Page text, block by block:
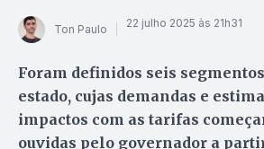
Ton Paulo 22 julho 2025 às 21h31
Foram definidos seis
estado, cujas demandas e
impactos com as tarifas
ouvidas pelo governador a